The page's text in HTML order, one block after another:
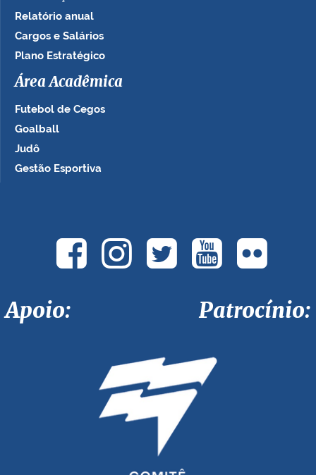
Relatório anual
Cargos e Salários
Plano Estratégico
Área Acadêmica
Futebol de Cegos
Goalball
Judô
Gestão Esportiva
Apoio: Patrocínio: